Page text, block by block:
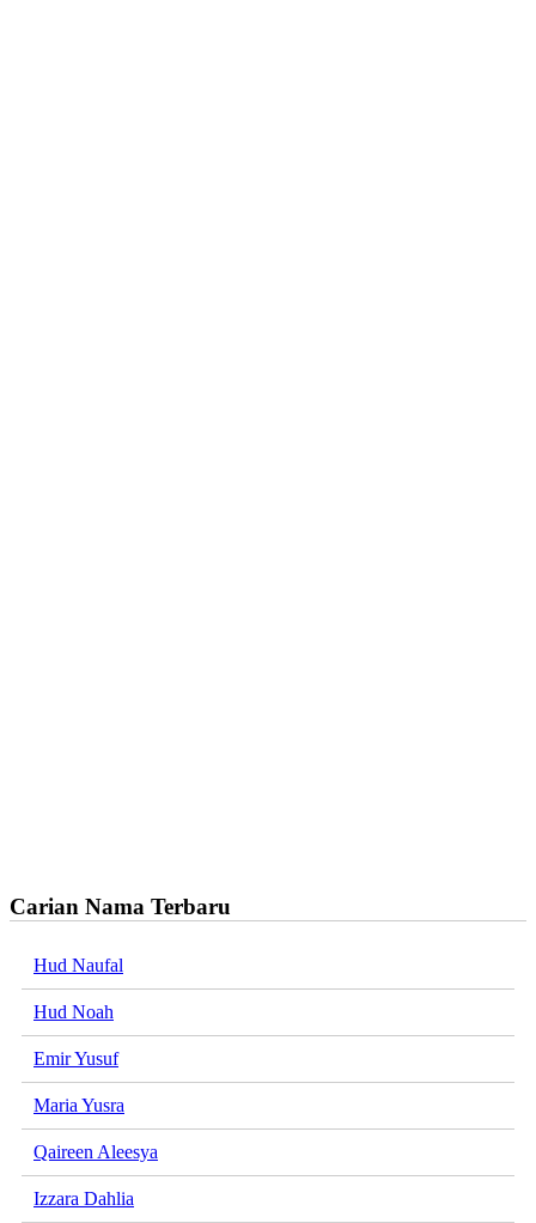
Carian Nama Terbaru
Hud Naufal
Hud Noah
Emir Yusuf
Maria Yusra
Qaireen Aleesya
Izzara Dahlia